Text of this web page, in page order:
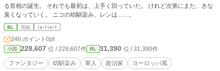
る首相の誕生。 それでも最初は、上手く回っていた。 けれど次第にまた、きな
臭くなっていく。 ニコの幼馴染み、レンは……。
BL 完結 ｼｮｰﾄｼｮｰﾄ
24h.ポイント 0pt
小説 228,607 位 / 228,607件 BL 31,390 位 / 31,390件
ファンタジー 幼馴染み 軍人 政治家 ヨーロッパ風